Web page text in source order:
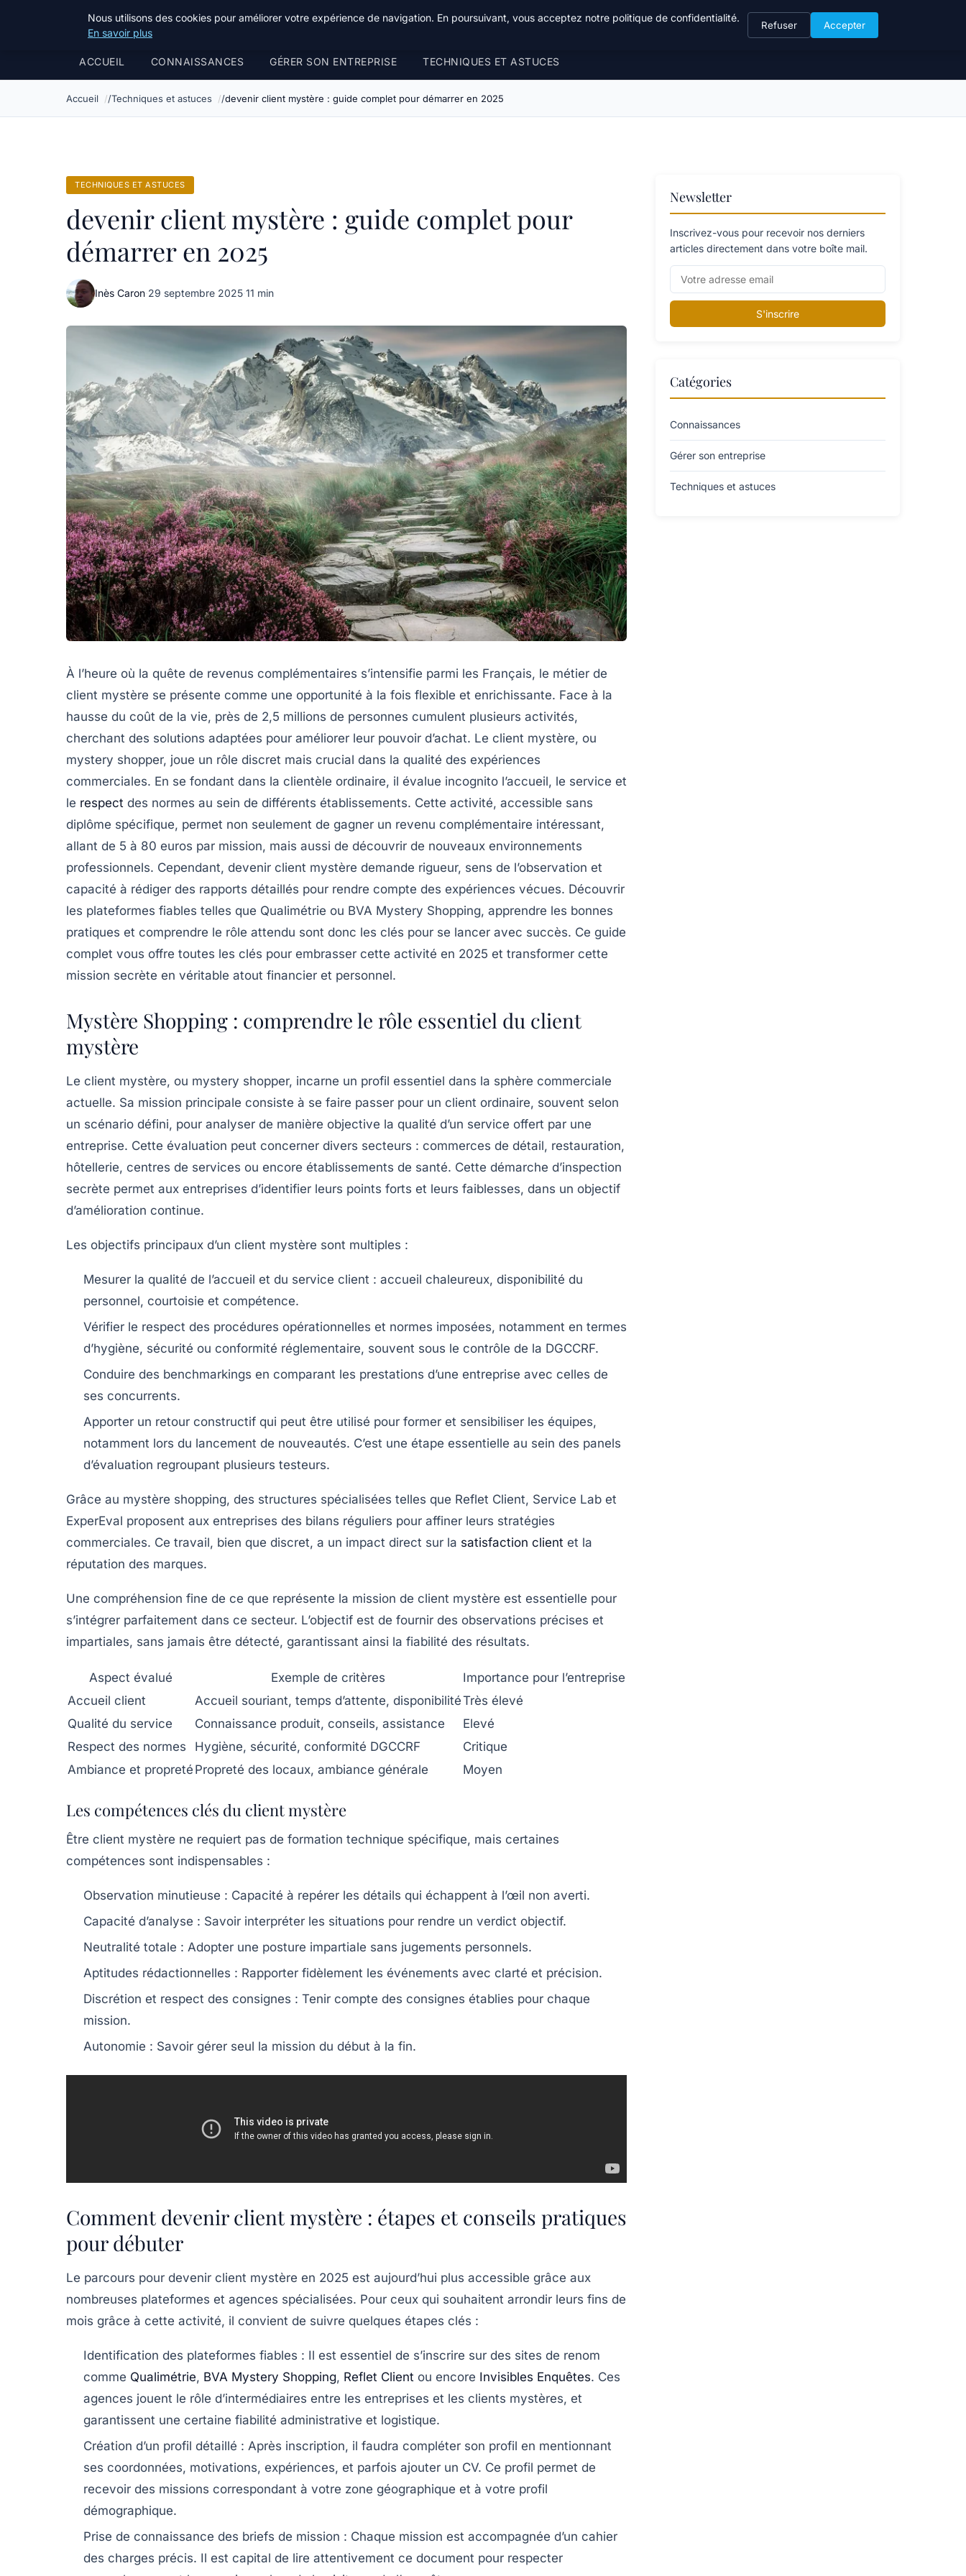
Bible Telemarketing
ACCUEIL CONNAISSANCES GÉRER SON ENTREPRISE TECHNIQUES ET ASTUCES
Accueil Techniques et astuces devenir client mystère : guide complet pour démarrer en 2025
TECHNIQUES ET ASTUCES
devenir client mystère : guide complet pour
démarrer en 2025
Inès Caron·29 septembre 2025·11 min
À l’heure où la quête de revenus complémentaires s’intensifie parmi les Français, le métier de
client mystère se présente comme une opportunité à la fois flexible et enrichissante. Face à la
hausse du coût de la vie, près de 2,5 millions de personnes cumulent plusieurs activités,
cherchant des solutions adaptées pour améliorer leur pouvoir d’achat. Le client mystère, ou
mystery shopper, joue un rôle discret mais crucial dans la qualité des expériences
commerciales. En se fondant dans la clientèle ordinaire, il évalue incognito l’accueil, le service et
le respect des normes au sein de différents établissements. Cette activité, accessible sans
diplôme spécifique, permet non seulement de gagner un revenu complémentaire intéressant,
allant de 5 à 80 euros par mission, mais aussi de découvrir de nouveaux environnements
professionnels. Cependant, devenir client mystère demande rigueur, sens de l’observation et
capacité à rédiger des rapports détaillés pour rendre compte des expériences vécues. Découvrir
les plateformes fiables telles que Qualimétrie ou BVA Mystery Shopping, apprendre les bonnes
pratiques et comprendre le rôle attendu sont donc les clés pour se lancer avec succès. Ce guide
complet vous offre toutes les clés pour embrasser cette activité en 2025 et transformer cette
mission secrète en véritable atout financier et personnel.
Mystère Shopping : comprendre le rôle essentiel du client
mystère
Le client mystère, ou mystery shopper, incarne un profil essentiel dans la sphère commerciale
actuelle. Sa mission principale consiste à se faire passer pour un client ordinaire, souvent selon
un scénario défini, pour analyser de manière objective la qualité d’un service offert par une
entreprise. Cette évaluation peut concerner divers secteurs : commerces de détail, restauration,
hôtellerie, centres de services ou encore établissements de santé. Cette démarche d’inspection
secrète permet aux entreprises d’identifier leurs points forts et leurs faiblesses, dans un objectif
d’amélioration continue.
Les objectifs principaux d’un client mystère sont multiples :
Mesurer la qualité de l’accueil et du service client : accueil chaleureux, disponibilité du
personnel, courtoisie et compétence.
Vérifier le respect des procédures opérationnelles et normes imposées, notamment en termes
d’hygiène, sécurité ou conformité réglementaire, souvent sous le contrôle de la DGCCRF.
Conduire des benchmarkings en comparant les prestations d’une entreprise avec celles de
ses concurrents.
Apporter un retour constructif qui peut être utilisé pour former et sensibiliser les équipes,
notamment lors du lancement de nouveautés. C’est une étape essentielle au sein des panels
d’évaluation regroupant plusieurs testeurs.
Grâce au mystère shopping, des structures spécialisées telles que Reflet Client, Service Lab et
ExperEval proposent aux entreprises des bilans réguliers pour affiner leurs stratégies
commerciales. Ce travail, bien que discret, a un impact direct sur la satisfaction client et la
réputation des marques.
Une compréhension fine de ce que représente la mission de client mystère est essentielle pour
s’intégrer parfaitement dans ce secteur. L’objectif est de fournir des observations précises et
impartiales, sans jamais être détecté, garantissant ainsi la fiabilité des résultats.
Aspect évalué Exemple de critères
Importance pour l’entreprise
Accueil client
Accueil souriant, temps d’attente, disponibilitéTrès élevé
Qualité du service
Connaissance produit, conseils, assistance
Elevé
Respect des normes
Hygiène, sécurité, conformité DGCCRF
Critique
Ambiance et propreté Propreté des locaux, ambiance générale Moyen
Les compétences clés du client mystère
Être client mystère ne requiert pas de formation technique spécifique, mais certaines
compétences sont indispensables :
Observation minutieuse : Capacité à repérer les détails qui échappent à l’œil non averti.
Capacité d’analyse : Savoir interpréter les situations pour rendre un verdict objectif.
Neutralité totale : Adopter une posture impartiale sans jugements personnels.
Aptitudes rédactionnelles : Rapporter fidèlement les événements avec clarté et précision.
Discrétion et respect des consignes : Tenir compte des consignes établies pour chaque
mission.
Autonomie : Savoir gérer seul la mission du début à la fin.
Comment devenir client mystère : étapes et conseils pratiques
pour débuter
Le parcours pour devenir client mystère en 2025 est aujourd’hui plus accessible grâce aux
nombreuses plateformes et agences spécialisées. Pour ceux qui souhaitent arrondir leurs fins de
mois grâce à cette activité, il convient de suivre quelques étapes clés :
Identification des plateformes fiables : Il est essentiel de s’inscrire sur des sites de renom
comme Qualimétrie, BVA Mystery Shopping, Reflet Client ou encore Invisibles Enquêtes. Ces
agences jouent le rôle d’intermédiaires entre les entreprises et les clients mystères, et
garantissent une certaine fiabilité administrative et logistique.
Création d’un profil détaillé : Après inscription, il faudra compléter son profil en mentionnant
ses coordonnées, motivations, expériences, et parfois ajouter un CV. Ce profil permet de
recevoir des missions correspondant à votre zone géographique et à votre profil
démographique.
Prise de connaissance des briefs de mission : Chaque mission est accompagnée d’un cahier
des charges précis. Il est capital de lire attentivement ce document pour respecter
Newsletter
Inscrivez-vous pour recevoir nos derniers
articles directement dans votre boîte mail.
S'inscrire
Catégories
Connaissances
Gérer son entreprise
Techniques et astuces
Nous utilisons des cookies pour améliorer votre expérience de navigation. En poursuivant, vous acceptez notre politique de confidentialité.
En savoir plus
Refuser Accepter